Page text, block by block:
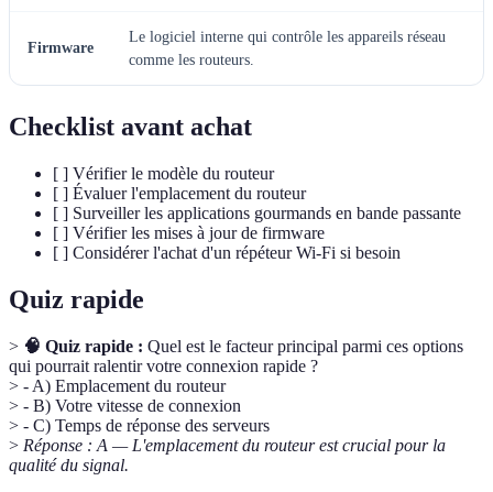
Firmware
Le logiciel interne qui contrôle les appareils réseau
comme les routeurs.
Checklist avant achat
[ ] Vérifier le modèle du routeur
[ ] Évaluer l'emplacement du routeur
[ ] Surveiller les applications gourmands en bande passante
[ ] Vérifier les mises à jour de firmware
[ ] Considérer l'achat d'un répéteur Wi-Fi si besoin
Quiz rapide
> 🧠 Quiz rapide : Quel est le facteur principal parmi ces options
qui pourrait ralentir votre connexion rapide ?
> - A) Emplacement du routeur
> - B) Votre vitesse de connexion
> - C) Temps de réponse des serveurs
> Réponse : A — L'emplacement du routeur est crucial pour la
qualité du signal.